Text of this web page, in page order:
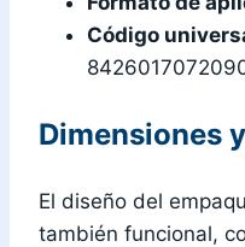
Código
Dimensiones
El diseño del
también funcional,